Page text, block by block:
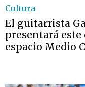
Cultura
El guitarrista
presentará
espacio Medio